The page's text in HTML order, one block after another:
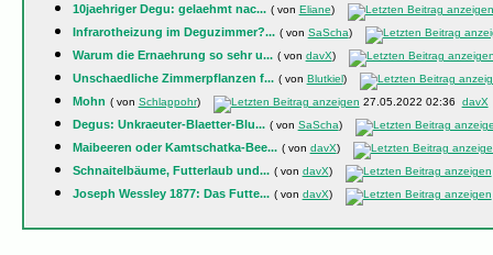
10jaehriger Degu: gelaehmt nac... ( von Eliane)
Infrarotheizung im Deguzimmer?... ( von SaScha)
Warum die Ernaehrung so sehr u... ( von davX)
Unschaedliche Zimmerpflanzen f... ( von Blutkiel)
Mohn ( von Schlappohr) 27.05.2022 02:36 davX
Degus: Unkraeuter-Blaetter-Blu... ( von SaScha)
Maibeeren oder Kamtschatka-Bee... ( von davX)
Schnaitelbäume, Futterlaub und... ( von davX)
Joseph Wessley 1877: Das Futte... ( von davX)